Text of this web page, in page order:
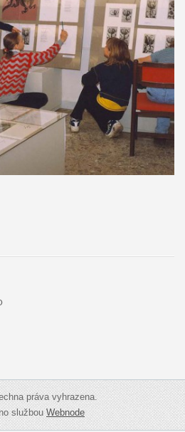
práva vyhrazena.
službouWebnode